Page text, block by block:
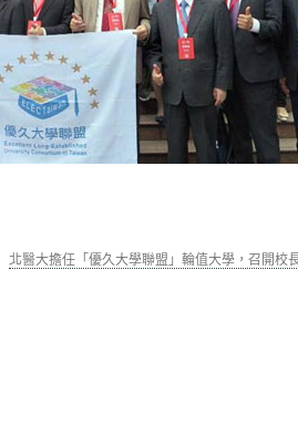
北醫大擔任「優久大學聯盟」輪值大學，召開校